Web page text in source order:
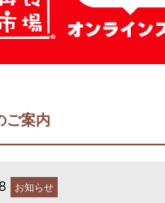
ご案内
お知らせ